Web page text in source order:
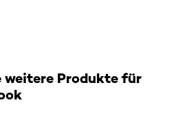
weitere Produkte für